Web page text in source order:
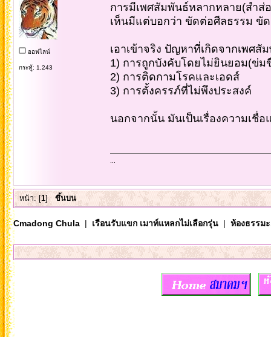
ออฟไลน์
กระทู้: 1,243
การมีเพศสัมพันธ์หลากหลาย(สำส่
เห็นมีแต่บอกว่า ขัดต่อศีลธรรม ขั
เอาเข้าจริง ปัญหาที่เกิดจากเพศ
1) การถูกบังคับโดยไม่ยินยอม(ข่ม
2) การติดกามโรคและเอดส์
3) การตั้งครรภ์ที่ไม่พึงประสงค์
นอกจากนั้น มันเป็นเรื่องความเชื่
หน้า: [1] ขึ้นบน
Cmadong Chula| เรือนรับแขก เมาท์แหลกไม่เลือกรุ่น| ห้องธรรม